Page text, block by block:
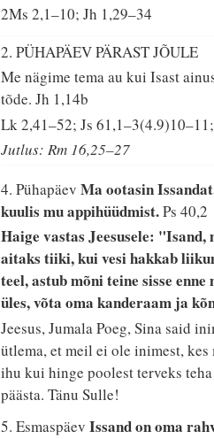
2Ms 2,1–10; Jh 1,29–34
2. PÜHAPÄEV PÄRAST JÕULE
Me nägime tema au kui Isast
tõde.Jh 1,14b
Lk 2,41–52; Js
Jutlus: Rm 16,25–27
4. PühapäevMa ootasin
kuulis mu appihüüdmist.Ps 40,2
Haige vastas Jeesusele: "Isand,
aitaks tiiki, kui vesi hakkab
teel, astub mõni teine sisse
üles, võta oma kanderaam ja
Jeesus, Jumala Poeg, Sina said
ütlema, et meil ei ole inimest,
ihu kui hinge poolest terveks
päästa. Tänu Sulle!
5. EsmaspäevIssand on oma